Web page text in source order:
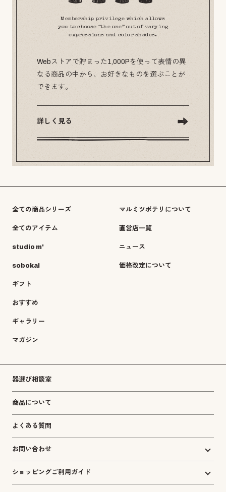
Membership privilege which allows
you to choose “the one” out of varying
expressions and color shades.
Webストアで貯まった1,000Pを使って表情の異
なる商品の中から、お好きなものを選ぶことが
できます。
詳しく見る
全ての商品シリーズ
全てのアイテム
studio m'
sobokai
ギフト
おすすめ
ギャラリー
マガジン
マルミツポテリについて
直営店一覧
ニュース
価格改定について
器選び相談室
商品について
よくある質問
お問い合わせ
ショッピングご利用ガイド